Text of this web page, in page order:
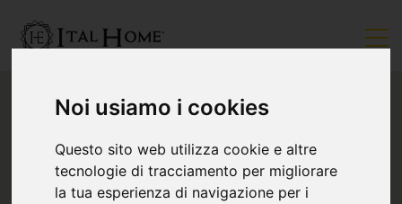
Noi usiamo i cookies
Questo sito web utilizza cookie e altre
tecnologie di tracciamento per migliorare
la tua esperienza di navigazione per i